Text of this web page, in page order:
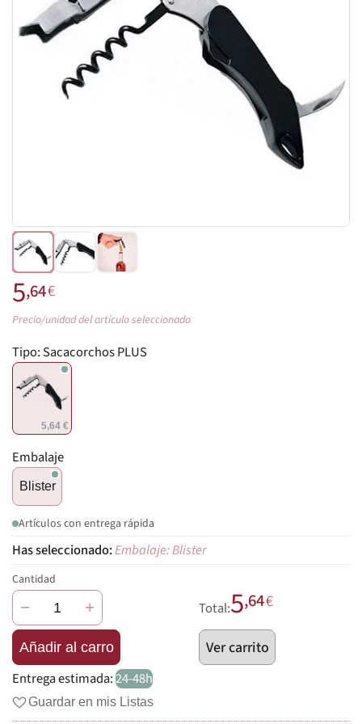
5,64€
Precio/unidad del artículo seleccionado
Tipo: Sacacorchos PLUS
5,64 €
Embalaje
Blister
Artículos con entrega rápida
Embalaje: Blister
Cantidad
− +
Añadir al carro
Total:5,64€
Ver carrito
Entrega estimada:24-48h
Guardar en mis Listas